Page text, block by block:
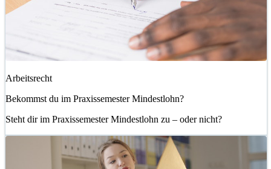
Arbeitsrecht
Bekommst du im Praxissemester Mindestlohn?
Steht dir im Praxissemester Mindestlohn zu – oder nicht?